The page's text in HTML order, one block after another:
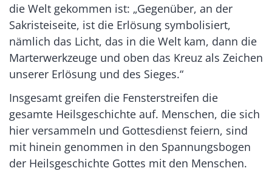
die Welt gekommen ist: „Gegenüber, an der
Sakristeiseite, ist die Erlösung symbolisiert,
nämlich das Licht, das in die Welt kam, dann die
Marterwerkzeuge und oben das Kreuz als Zeichen
unserer Erlösung und des Sieges.“
Insgesamt greifen die Fensterstreifen die
gesamte Heilsgeschichte auf. Menschen, die sich
hier versammeln und Gottesdienst feiern, sind
mit hinein genommen in den Spannungsbogen
der Heilsgeschichte Gottes mit den Menschen.